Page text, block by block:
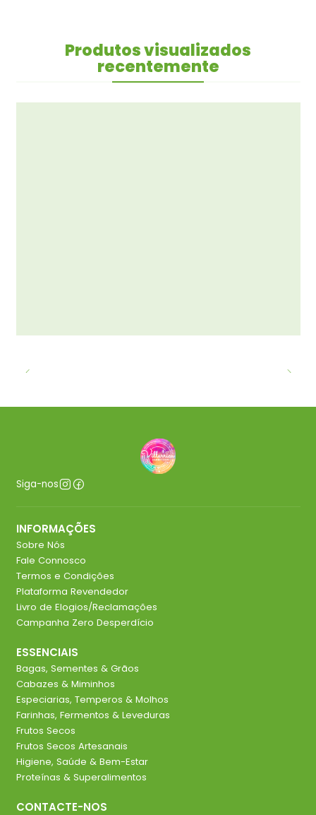
Produtos visualizados
recentemente
Siga-nos
INFORMAÇÕES
Sobre Nós
Fale Connosco
Termos e Condições
Plataforma Revendedor
Livro de Elogios/Reclamações
Campanha Zero Desperdício
ESSENCIAIS
Bagas, Sementes & Grãos
Cabazes & Miminhos
Especiarias, Temperos & Molhos
Farinhas, Fermentos & Leveduras
Frutos Secos
Frutos Secos Artesanais
Higiene, Saúde & Bem-Estar
Proteínas & Superalimentos
CONTACTE-NOS